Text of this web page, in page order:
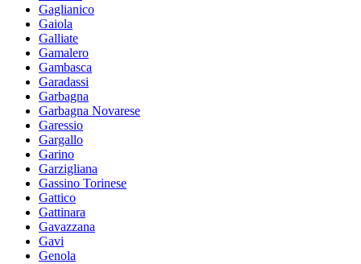
Gaglianico
Gaiola
Galliate
Gamalero
Gambasca
Garadassi
Garbagna
Garbagna Novarese
Garessio
Gargallo
Garino
Garzigliana
Gassino Torinese
Gattico
Gattinara
Gavazzana
Gavi
Genola